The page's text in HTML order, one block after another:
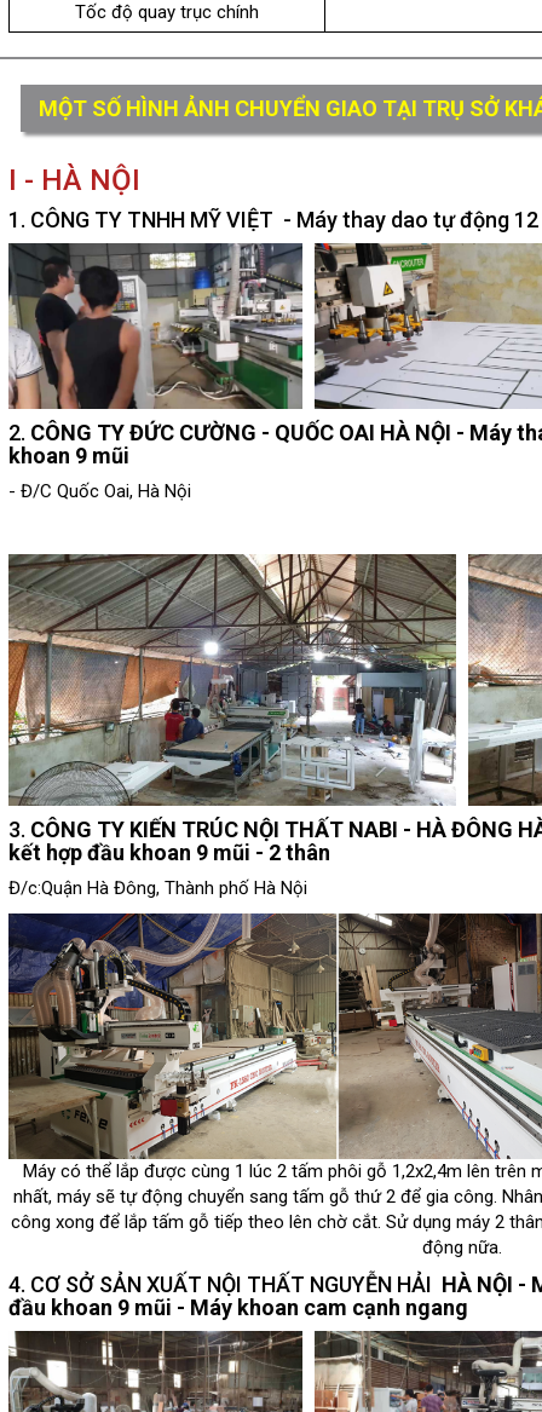
Tốc độ quay trục chính
MỘT SỐ HÌNH ẢNH CHUYỂN GIAO TẠI TRỤ SỞ
I - HÀ NỘI
1. CÔNG TY TNHH MỸ VIỆT - Máy thay dao tự động
2. CÔNG TY ĐỨC CƯỜNG - QUỐC OAI HÀ NỘI - Máy
khoan 9 mũi
- Đ/C Quốc Oai, Hà Nội
3. CÔNG TY KIẾN TRÚC NỘI THẤT NABI - HÀ ĐÔNG
kết hợp đầu khoan 9 mũi - 2 thân
Đ/c:Quận Hà Đông, Thành phố Hà Nội
Máy có thể lắp được cùng 1 lúc 2 tấm phôi gỗ 1,2x2,4m lên trên
nhất, máy sẽ tự động chuyển sang tấm gỗ thứ 2 để gia công.
công xong để lắp tấm gỗ tiếp theo lên chờ cắt. Sử dụng máy 2
động nữa.
4. CƠ SỞ SẢN XUẤT NỘI THẤT NGUYỄN HẢI HÀ NỘI -
đầu khoan 9 mũi - Máy khoan cam cạnh ngang